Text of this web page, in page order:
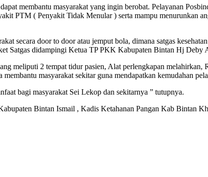
membantu masyarakat yang ingin berobat. Pelayanan
PTM ( Penyakit Tidak Menular ) serta mampu menurunkan
secara door to door atau jemput bola, dimana satgas
Satgas didampingi Ketua TP PKK Kabupaten Bintan Hj Deby
meliputi 2 tempat tidur pasien, Alat perlengkapan melahirkan,
masyarakat sekitar guna mendapatkan kemudahan
bagi masyarakat Sei Lekop dan sekitarnya ” tutupnya.
Bintan Ismail , Kadis Ketahanan Pangan Kab Bintan